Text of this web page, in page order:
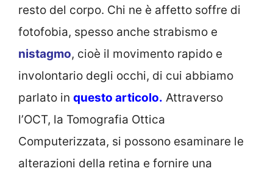
resto del corpo. Chi ne è affetto soffre di
fotofobia, spesso anche strabismo e
nistagmo, cioè il movimento rapido e
involontario degli occhi, di cui abbiamo
parlato in questo articolo. Attraverso
l’OCT, la Tomografia Ottica
Computerizzata, si possono esaminare le
alterazioni della retina e fornire una